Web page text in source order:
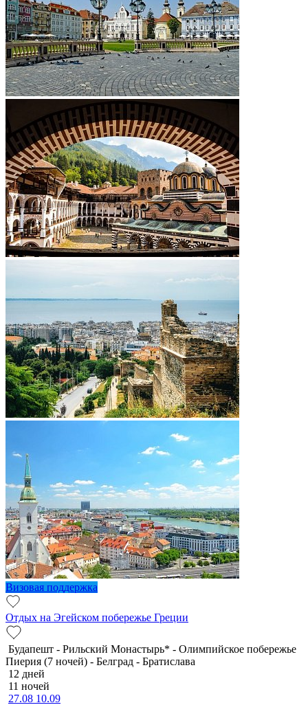
Визовая поддержка
Отдых на Эгейском побережье Греции
Будапешт - Рильский Монастырь* - Олимпийское побережье
Пиерия (7 ночей) - Белград - Братислава
12 дней
11 ночей
27.08 10.09